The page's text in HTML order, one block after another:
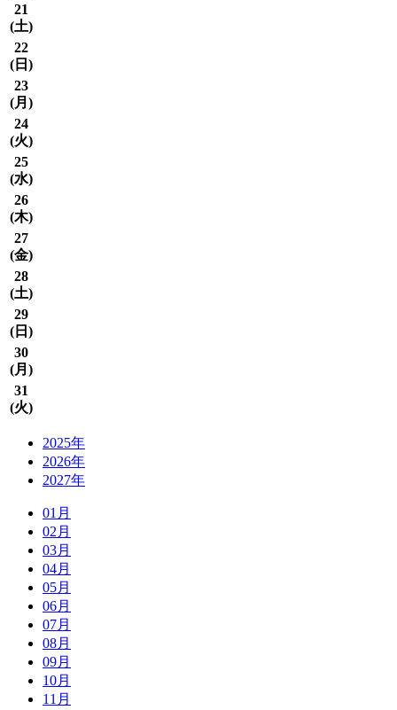
21
(土)
22
( 日 )
23
(月 )
24
(火)
25
(水)
26
(木)
27
(金)
28
(土)
29
( 日 )
30
(月 )
31
(火)
2025年
2026年
2027年
01月
02月
03月
04月
05月
06月
07月
08月
09月
10月
11月